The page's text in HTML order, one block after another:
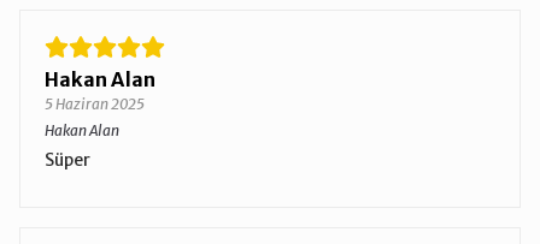
Hakan Alan
5 Haziran 2025
Hakan Alan
Süper